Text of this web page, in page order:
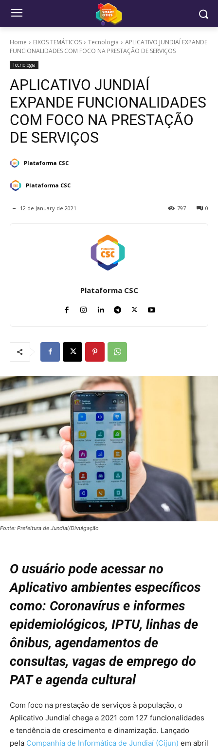
Home EIXOS TEMÁTICOS Tecnologia
APLICATIVO JUNDIAÍ EXPANDE
FUNCIONALIDADES COM FOCO NA PRESTAÇÃO DE SERVIÇOS
Tecnologia
APLICATIVO JUNDIAÍ
EXPANDE FUNCIONALIDADES
COM FOCO NA PRESTAÇÃO
DE SERVIÇOS
Plataforma CSC
Plataforma CSC
12 de January de 2021 0
797
Plataforma CSC
Fonte: Prefeitura de Jundiaí/Divulgação
O usuário pode acessar no
Aplicativo ambientes específicos
como: Coronavírus e informes
epidemiológicos, IPTU, linhas de
ônibus, agendamentos de
consultas, vagas de emprego do
PAT e agenda cultural
Com foco na prestação de serviços à população, o
Aplicativo Jundiaí chega a 2021 com 127 funcionalidades
e tendência de crescimento e dinamização. Lançado
pela Companhia de Informática de Jundiaí (Cijun) em abril